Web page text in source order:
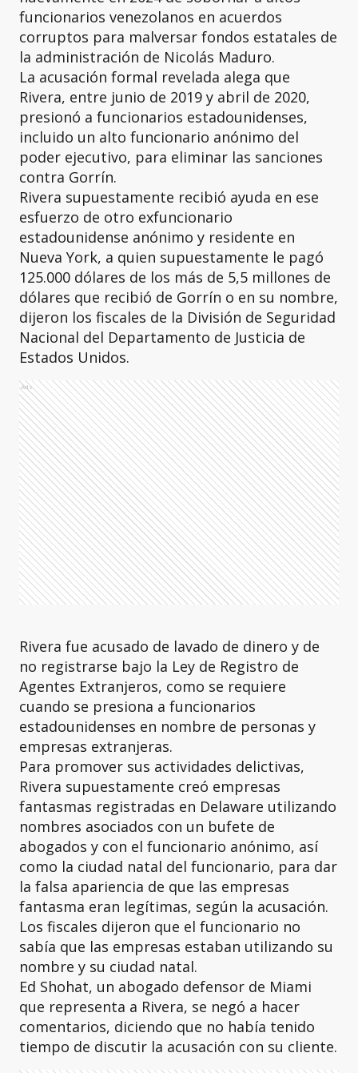
funcionarios venezolanos en acuerdos
corruptos para malversar fondos estatales de
la administración de Nicolás Maduro.
La acusación formal revelada alega que
Rivera, entre junio de 2019 y abril de 2020,
presionó a funcionarios estadounidenses,
incluido un alto funcionario anónimo del
poder ejecutivo, para eliminar las sanciones
contra Gorrín.
Rivera supuestamente recibió ayuda en ese
esfuerzo de otro exfuncionario
estadounidense anónimo y residente en
Nueva York, a quien supuestamente le pagó
125.000 dólares de los más de 5,5 millones de
dólares que recibió de Gorrín o en su nombre,
dijeron los fiscales de la División de Seguridad
Nacional del Departamento de Justicia de
Estados Unidos.
Ads
Rivera fue acusado de lavado de dinero y de
no registrarse bajo la Ley de Registro de
Agentes Extranjeros, como se requiere
cuando se presiona a funcionarios
estadounidenses en nombre de personas y
empresas extranjeras.
Para promover sus actividades delictivas,
Rivera supuestamente creó empresas
fantasmas registradas en Delaware utilizando
nombres asociados con un bufete de
abogados y con el funcionario anónimo, así
como la ciudad natal del funcionario, para dar
la falsa apariencia de que las empresas
fantasma eran legítimas, según la acusación.
Los fiscales dijeron que el funcionario no
sabía que las empresas estaban utilizando su
nombre y su ciudad natal.
Ed Shohat, un abogado defensor de Miami
que representa a Rivera, se negó a hacer
comentarios, diciendo que no había tenido
tiempo de discutir la acusación con su cliente.